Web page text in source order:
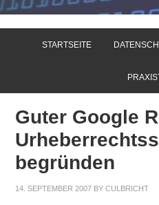
STARTSEITE
Guter Google
begründen
14. SEPTEMBER 2007 BYCULBRICHT